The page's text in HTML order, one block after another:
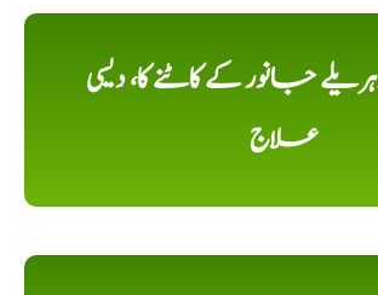
جانور کے کاٹنے کا، دیسی
علاج